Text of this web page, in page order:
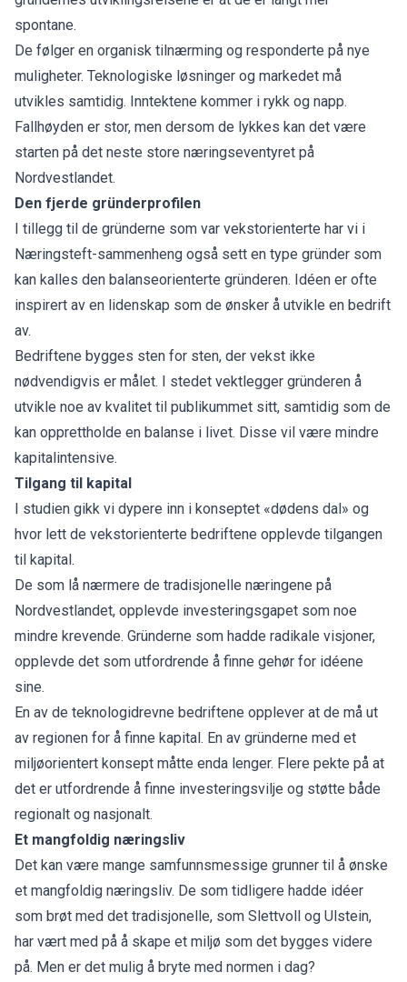
spontane.
De følger en organisk tilnærming og responderte på nye
muligheter. Teknologiske løsninger og markedet må
utvikles samtidig. Inntektene kommer i rykk og napp.
Fallhøyden er stor, men dersom de lykkes kan det være
starten på det neste store næringseventyret på
Nordvestlandet.
Den fjerde gründerprofilen
I tillegg til de gründerne som var vekstorienterte har vi i
Næringsteft-sammenheng også sett en type gründer som
kan kalles den balanseorienterte gründeren. Idéen er ofte
inspirert av en lidenskap som de ønsker å utvikle en bedrift
av.
Bedriftene bygges sten for sten, der vekst ikke
nødvendigvis er målet. I stedet vektlegger gründeren å
utvikle noe av kvalitet til publikummet sitt, samtidig som de
kan opprettholde en balanse i livet. Disse vil være mindre
kapitalintensive.
Tilgang til kapital
I studien gikk vi dypere inn i konseptet «dødens dal» og
hvor lett de vekstorienterte bedriftene opplevde tilgangen
til kapital.
De som lå nærmere de tradisjonelle næringene på
Nordvestlandet, opplevde investeringsgapet som noe
mindre krevende. Gründerne som hadde radikale visjoner,
opplevde det som utfordrende å finne gehør for idéene
sine.
En av de teknologidrevne bedriftene opplever at de må ut
av regionen for å finne kapital. En av gründerne med et
miljøorientert konsept måtte enda lenger. Flere pekte på at
det er utfordrende å finne investeringsvilje og støtte både
regionalt og nasjonalt.
Et mangfoldig næringsliv
Det kan være mange samfunnsmessige grunner til å ønske
et mangfoldig næringsliv. De som tidligere hadde idéer
som brøt med det tradisjonelle, som Slettvoll og Ulstein,
har vært med på å skape et miljø som det bygges videre
på. Men er det mulig å bryte med normen i dag?